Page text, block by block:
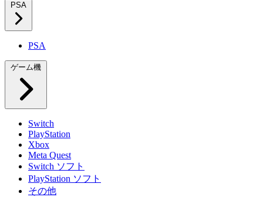
PSA
PSA
ゲーム機
Switch
PlayStation
Xbox
Meta Quest
Switch ソフト
PlayStation ソフト
その他